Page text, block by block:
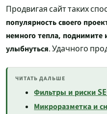
Продвигая сайт таких
популярность своего
немного тепла, поднимите
улыбнуться. Удачного
ЧИТАТЬ ДАЛЬШЕ
Фильтры и риски
Микроразметка и